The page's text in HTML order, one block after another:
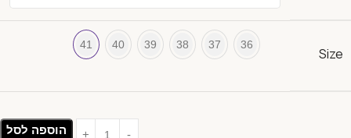
Size
36
37
38
39
40
41
הוספה לסל